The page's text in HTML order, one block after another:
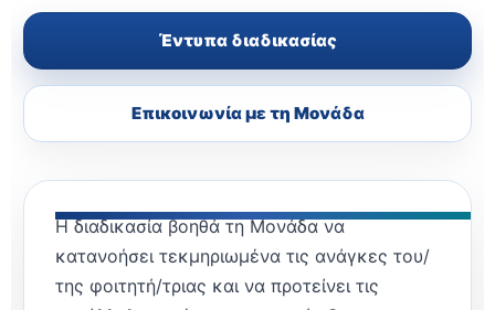
Έντυπα διαδικασίας
Επικοινωνία με τη Μονάδα
Η διαδικασία βοηθά τη Μονάδα να
κατανοήσει τεκμηριωμένα τις ανάγκες του/
της φοιτητή/τριας και να προτείνει τις